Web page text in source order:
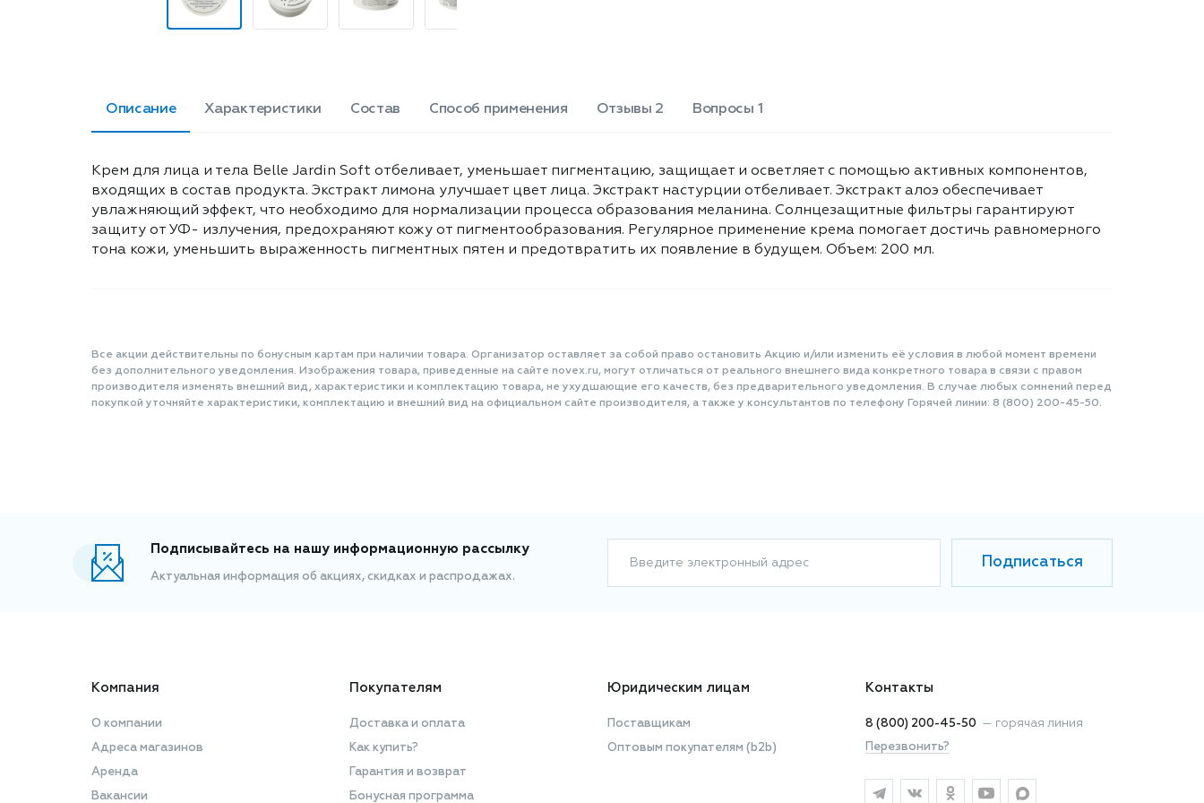
Описание Характеристики Состав Способ применения Отзывы 2 Вопросы 1
Крем для лица и тела Belle Jardin Soft отбеливает, уменьшает пигментацию, защищает и осветляет с помощью активных компонентов,
входящих в состав продукта. Экстракт лимона улучшает цвет лица. Экстракт настурции отбеливает. Экстракт алоэ обеспечивает
увлажняющий эффект, что необходимо для нормализации процесса образования меланина. Солнцезащитные фильтры гарантируют
защиту от УФ- излучения, предохраняют кожу от пигментообразования. Регулярное применение крема помогает достичь равномерного
тона кожи, уменьшить выраженность пигментных пятен и предотвратить их появление в будущем. Объем: 200 мл.
Все акции действительны по бонусным картам при наличии товара. Организатор оставляет за собой право остановить Акцию и/или изменить её условия в любой момент времени
без дополнительного уведомления. Изображения товара, приведенные на сайте novex.ru, могут отличаться от реального внешнего вида конкретного товара в связи с правом
производителя изменять внешний вид, характеристики и комплектацию товара, не ухудшающие его качеств, без предварительного уведомления. В случае любых сомнений перед
покупкой уточняйте характеристики, комплектацию и внешний вид на официальном сайте производителя, а также у консультантов по телефону Горячей линии: 8 (800) 200-45-50.
Подписывайтесь на нашу информационную рассылку
Актуальная информация об акциях, скидках и распродажах.
Введите электронный адрес Подписаться
Компания
О компании
Адреса магазинов
Аренда
Вакансии
Покупателям
Доставка и оплата
Как купить?
Гарантия и возврат
Бонусная программа
Юридическим лицам
Поставщикам
Оптовым покупателям (b2b)
Контакты
8 (800) 200-45-50 — горячая линия
Перезвонить?